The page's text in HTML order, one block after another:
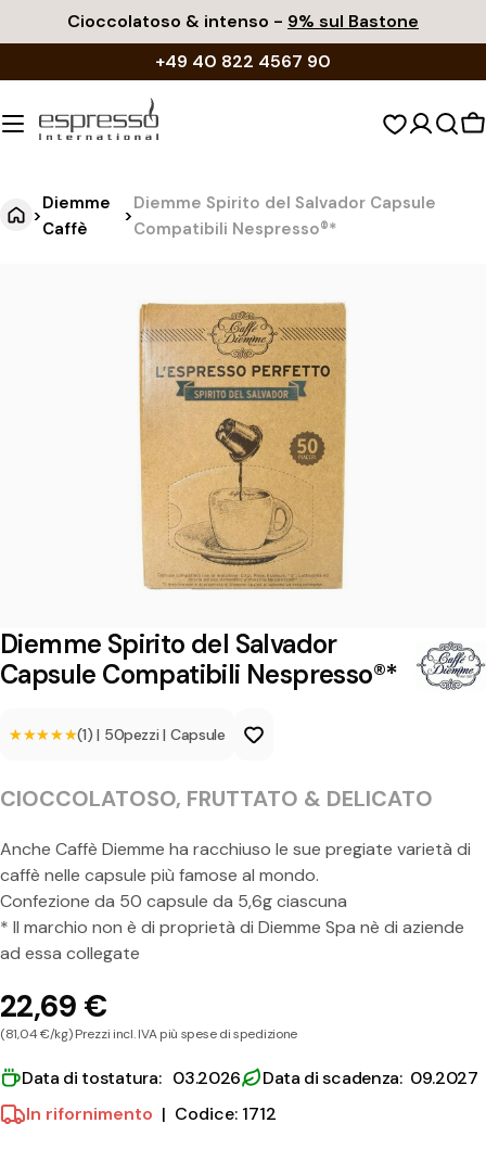
al
Cioccolatoso & intenso - 9% sul Bastone
+49 40 822 4567 90
>
Diemme
Caffè
>
Diemme Spirito del Salvador Capsule
Compatibili Nespresso®*
i
t
d
e
l
S
a
l
v
a
d
o
r
Diemme Spirito del Salvador
Capsule Compatibili Nespresso®*
★★★★★
★★★★★(1) | 50pezzi | Capsule
CIOCCOLATOSO, FRUTTATO & DELICATO
Anche Caffè Diemme ha racchiuso le sue pregiate varietà di
caffè nelle capsule più famose al mondo.
Confezione da 50 capsule da 5,6g ciascuna
* Il marchio non è di proprietà di Diemme Spa nè di aziende
ad essa collegate
22,69 €
(81,04 €/kg) Prezzi incl. IVA più spese di spedizione
Data di tostatura: 03.2026
Data di scadenza: 09.2027
In rifornimento | Codice: 1712